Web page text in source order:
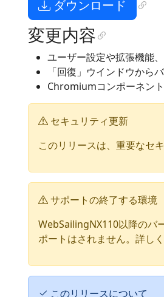
ダウンロード
変更内容
ユーザー設定や拡張機能
「回復」ウインドウから
Chromiumコンポーネント
セキュリティ更新
このリリースは、重要なセ
サポートの終了する環境
WebSailingNX110以降のバ
ポートはされません。詳しく
このリリースについて